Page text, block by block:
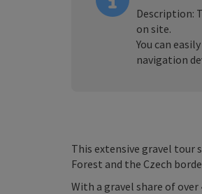
Description:
on site.
You can
navigation
This extensive gravel tour
Forest and the Czech
With a gravel share of